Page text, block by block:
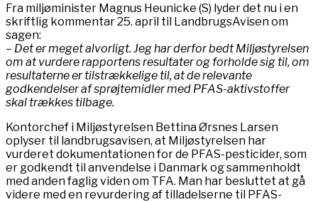
Fra miljøminister Magnus Heunicke (S) lyder det nu i en
skriftlig kommentar 25. april til LandbrugsAvisen om
sagen:
– Det er meget alvorligt. Jeg har derfor bedt Miljøstyrelsen
om at vurdere rapportens resultater og forholde sig til, om
resultaterne er tilstrækkelige til, at de relevante
godkendelser af sprøjtemidler med PFAS-aktivstoffer
skal trækkes tilbage.
Kontorchef i Miljøstyrelsen Bettina Ørsnes Larsen
oplyser til landbrugsavisen, at Miljøstyrelsen har
vurderet dokumentationen for de PFAS-pesticider, som
er godkendt til anvendelse i Danmark og sammenholdt
med anden faglig viden om TFA. Man har besluttet at gå
videre med en revurdering af tilladelserne til PFAS-